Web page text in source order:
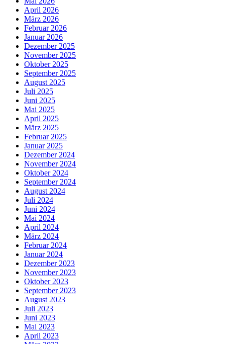
April 2026
März 2026
Februar 2026
Januar 2026
Dezember 2025
November 2025
Oktober 2025
September 2025
August 2025
Juli 2025
Juni 2025
Mai 2025
April 2025
März 2025
Februar 2025
Januar 2025
Dezember 2024
November 2024
Oktober 2024
September 2024
August 2024
Juli 2024
Juni 2024
Mai 2024
April 2024
März 2024
Februar 2024
Januar 2024
Dezember 2023
November 2023
Oktober 2023
September 2023
August 2023
Juli 2023
Juni 2023
Mai 2023
April 2023